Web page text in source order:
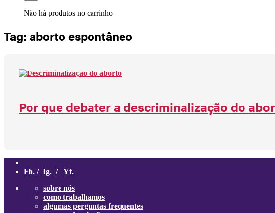
Não há produtos no carrinho
Tag: aborto espontâneo
Por que debater a descriminalização do
Fb. / Ig. / Yt.
sobre nós
como trabalhamos
algumas perguntas frequentes